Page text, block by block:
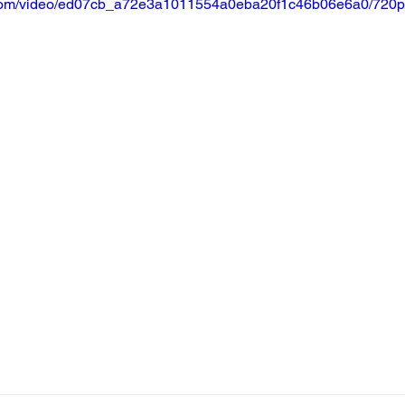
video/ed07cb_a72e3a1011554a0eba20f1c46b06e6a0/